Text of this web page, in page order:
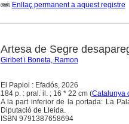
Enllaç permanent a aquest registre
Artesa de Segre
Giribet i Boneta, Ramon
El Papiol : Efadós, 2026
184 p. : pral. il. ; 16 * 22 cm (Catalunya
A la part inferior de la portada: La
Diputació de Lleida.
ISBN 9791387658694